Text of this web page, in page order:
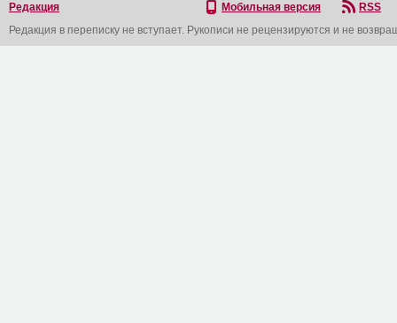
Редакция Мобильная версия
RSS
Редакция в переписку не вступает. Рукописи не рецензируются и не